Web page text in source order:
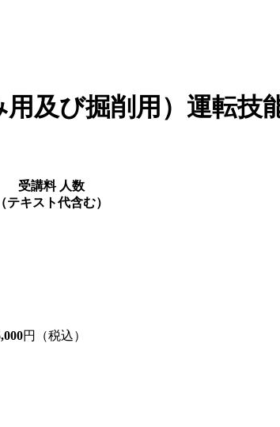
及び掘削用）運転技
受講料 人数
（テキスト代含む）
円（税込）